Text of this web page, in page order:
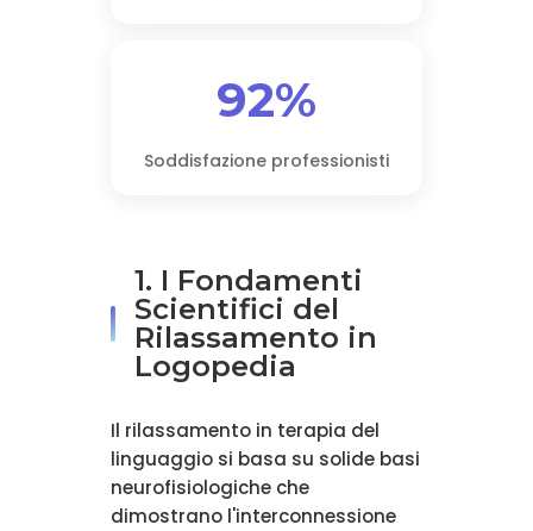
92%
Soddisfazione professionisti
1. I Fondamenti
Scientifici del
Rilassamento in
Logopedia
Il rilassamento in terapia del
linguaggio si basa su solide basi
neurofisiologiche che
dimostrano l'interconnessione